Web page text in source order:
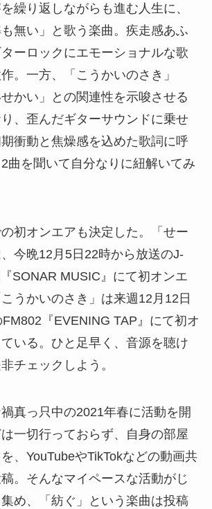
繰り返しながらも進む人生に、
も無い」と歌う楽曲。疾走感あふ
ーロックにエモーショナルな歌
。一方、「こうかいのさき」
かい」との関連性を示唆させる
、歪んだギターサウンドに乗せ
衝動と焦燥感を込めた歌詞に呼
曲を聞いて自分なりに紐解いてみ
初オンエアも決定した。「せー
今晩12月5日22時から放送のJ-
SONAR MUSIC』にて初オンエ
うかいのさき」は来週12月12日
『EVENING TAP』にて初オ
いる。ひと足早く、音源を聴け
チェックしよう。
真っ只中の2021年春に活動を開
一切行っておらず、自身の部屋
、YouTubeやTikTokなどの動画共
。そんなマイペースな活動がじ
め、「紡ぐ」という楽曲は投稿